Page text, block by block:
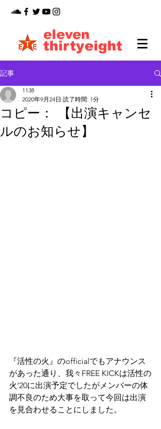
thirtyeight
eleven
記事
コピー： 【出演キャンセ
ルのお知らせ】
1138
2020年9月24日 読了時間: 1分
『活性の火』のofficialでもアナウンス
があった通り、我々FREE KICKは活性の
火‘20に出演予定でしたがメンバーの体
調不良のため大事を取って今回は出演
を見合わせることにしました。